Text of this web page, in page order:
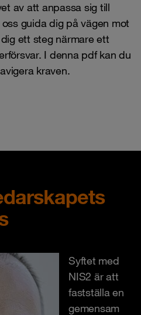
av att anpassa sig till
guida dig på vägen mot
ett steg närmare ett
I denna pdf kan du
kraven.
Syftet med
NIS2 är att
fastställa en
gemensam